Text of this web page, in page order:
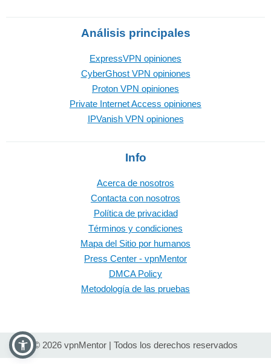
Análisis principales
ExpressVPN opiniones
CyberGhost VPN opiniones
Proton VPN opiniones
Private Internet Access opiniones
IPVanish VPN opiniones
Info
Acerca de nosotros
Contacta con nosotros
Política de privacidad
Términos y condiciones
Mapa del Sitio por humanos
Press Center - vpnMentor
DMCA Policy
Metodología de las pruebas
© 2026 vpnMentor | Todos los derechos reservados